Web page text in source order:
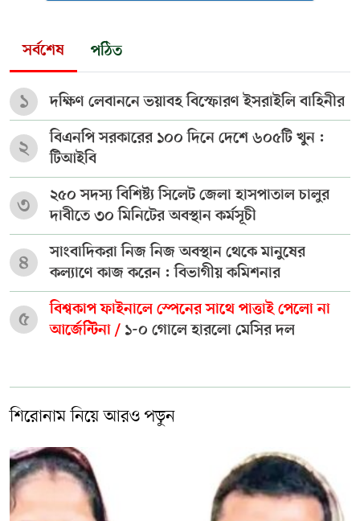
সর্বশেষ পঠিত
১ দক্ষিণ লেবাননে ভয়াবহ বিস্ফোরণ ইসরাইলি বাহিনীর
২
বিএনপি সরকারের ১০০ দিনে দেশে ৬০৫টি খুন :
টিআইবি
৩
২৫০ সদস্য বিশিষ্ট্য সিলেট জেলা হাসপাতাল চালুর
দাবীতে ৩০ মিনিটের অবস্থান কর্মসূচী
৪
সাংবাদিকরা নিজ নিজ অবস্থান থেকে মানুষের
কল্যাণে কাজ করেন : বিভাগীয় কমিশনার
৫
বিশ্বকাপ ফাইনালে স্পেনের সাথে পাত্তাই পেলো না
আর্জেন্টিনা / ১-০ গোলে হারলো মেসির দল
শিরোনাম নিয়ে আরও পড়ুন